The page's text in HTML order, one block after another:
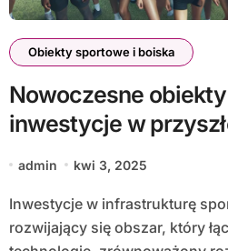
Obiekty sportowe i boiska
Nowoczesne
inwestycje w
admin kwi 3, 2025
Inwestycje w infrastrukturę sportową to dynamicznie
rozwijający się obszar, który